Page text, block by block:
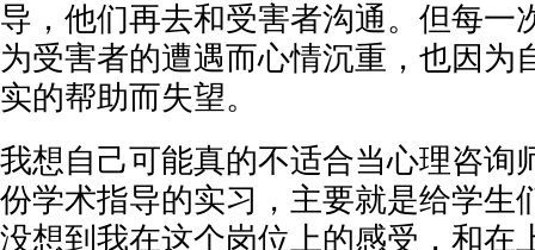
导，他们再去和受害者沟通。但每一
为受害者的遭遇而心情沉重，也因为
实的帮助而失望。
我想自己可能真的不适合当心理咨询
份学术指导的实习，主要就是给学生
没想到我在这个岗位上的感受，和在